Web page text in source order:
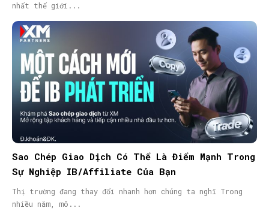
nhất thế giới...
Sao Chép Giao Dịch Có Thể Là Điểm Mạnh Trong
Sự Nghiệp IB/Affiliate Của Bạn
Thị trường đang thay đổi nhanh hơn chúng ta nghĩ Trong
nhiều năm, mô...